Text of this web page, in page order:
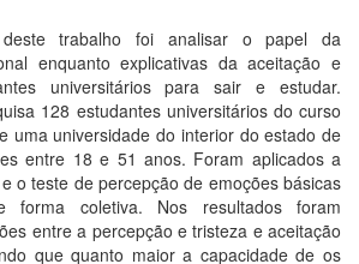
deste trabalho foi analisar o papel da
enquanto explicativas da aceitação e
universitários para sair e estudar.
128 estudantes universitários do curso
uma universidade do interior do estado de
entre 18 e 51 anos. Foram aplicados a
o teste de percepção de emoções básicas
forma coletiva. Nos resultados foram
entre a percepção e tristeza e aceitação
que quanto maior a capacidade de os